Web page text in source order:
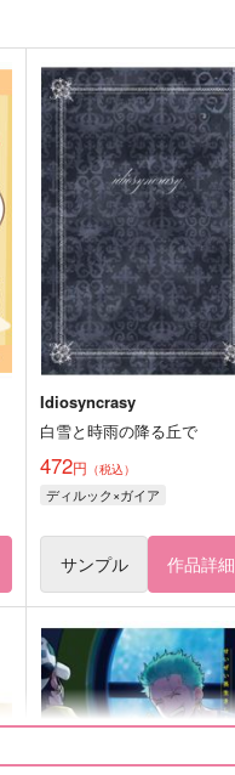
Idiosyncrasy
白雪と時雨の降る丘で
472円 （税込）
ディルック×ガイア
サンプル 作品詳細